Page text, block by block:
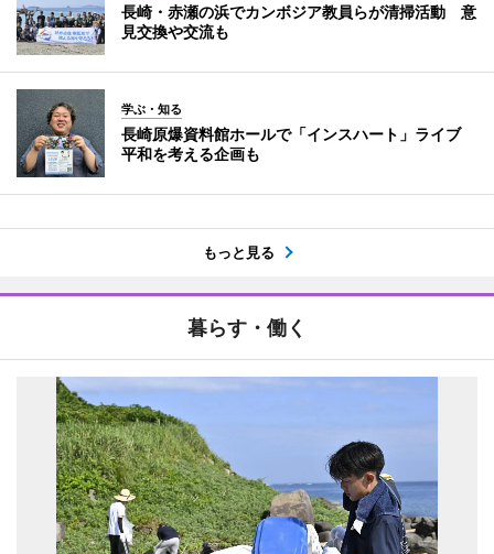
長崎・赤瀬の浜でカンボジア教員らが清掃活動 意
見交換や交流も
学ぶ・知る
長崎原爆資料館ホールで「インスハート」ライブ
平和を考える企画も
もっと見る
暮らす・働く